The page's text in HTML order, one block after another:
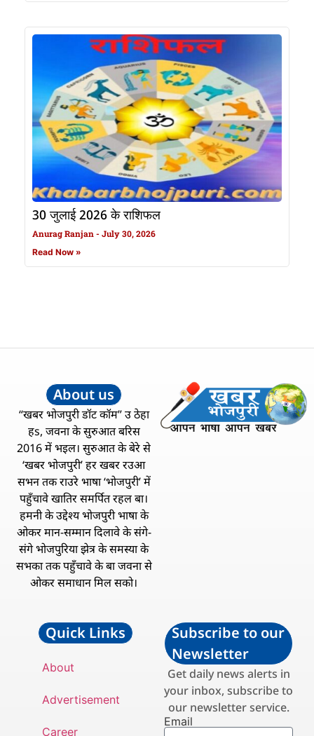
30 जुलाई 2026 के राशिफल
Anurag Ranjan July 30, 2026
Read Now »
About us
“खबर भोजपुरी डॉट कॉम” उ ठेहा
हs, जवना के सुरुआत बरिस
2016 में भइल। सुरुआत के बेरे से
‘खबर भोजपुरी’ हर खबर रउआ
सभन तक राउरे भाषा ‘भोजपुरी’ में
पहुँचावे खातिर समर्पित रहल बा।
हमनी के उद्देश्य भोजपुरी भाषा के
ओकर मान-सम्मान दिलावे के संगे-
संगे भोजपुरिया झेत्र के समस्या के
सभका तक पहुँचावे के बा जवना से
ओकर समाधान मिल सको।
Quick Links
About
Advertisement
Career
Subscribe to our
Newsletter
Get daily news alerts in
your inbox, subscribe to
our newsletter service.
Email